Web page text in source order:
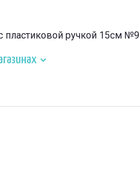
пластиковой ручкой 15см №9